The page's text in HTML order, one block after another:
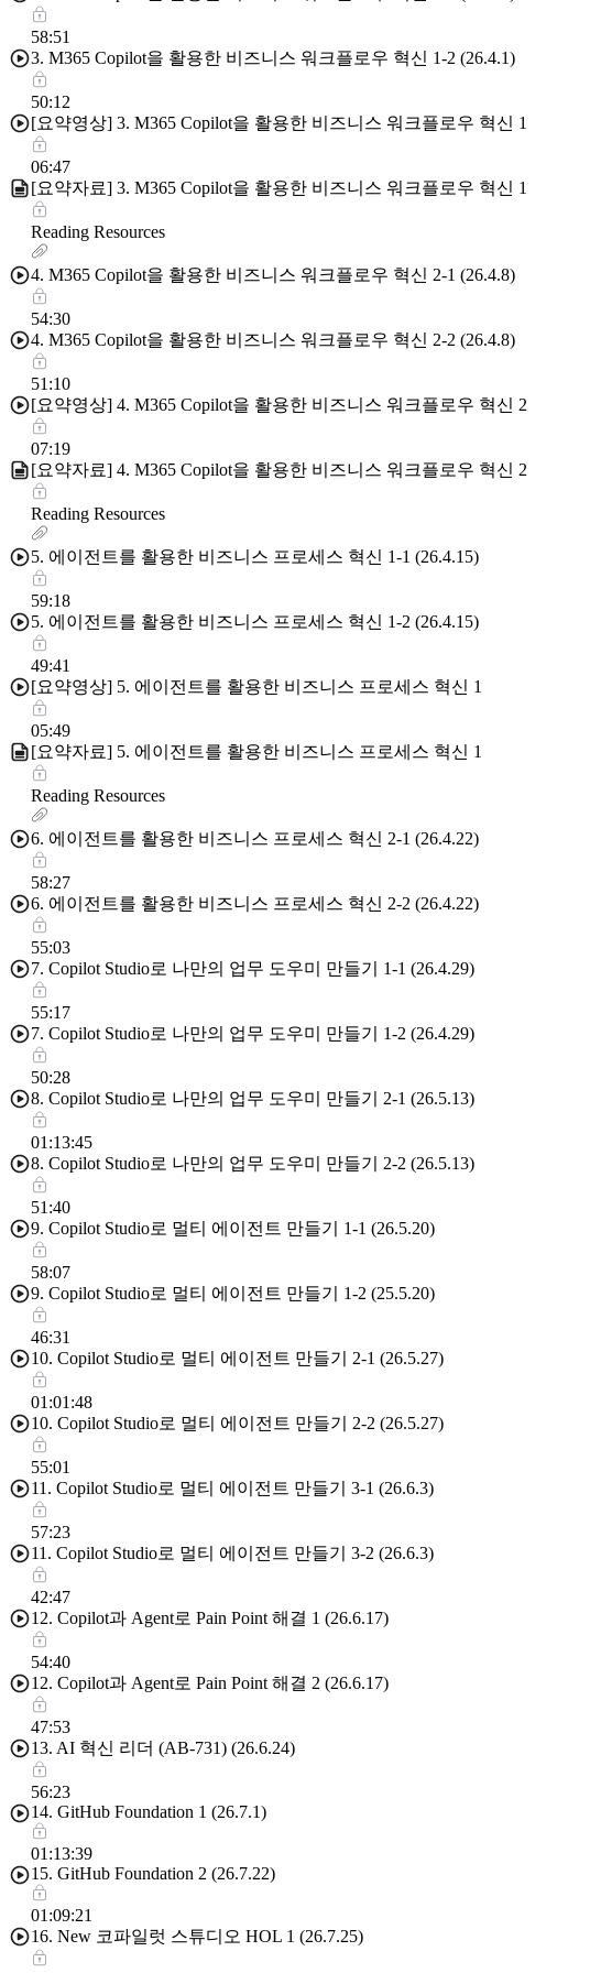
58:51
3. M365 Copilot을 활용한 비즈니스 워크플로우 혁신 1-2 (26.4.1)
50:12
[요약영상] 3. M365 Copilot을 활용한 비즈니스 워크플로우 혁신 1
06:47
[요약자료] 3. M365 Copilot을 활용한 비즈니스 워크플로우 혁신 1
Reading Resources
4. M365 Copilot을 활용한 비즈니스 워크플로우 혁신 2-1 (26.4.8)
54:30
4. M365 Copilot을 활용한 비즈니스 워크플로우 혁신 2-2 (26.4.8)
51:10
[요약영상] 4. M365 Copilot을 활용한 비즈니스 워크플로우 혁신 2
07:19
[요약자료] 4. M365 Copilot을 활용한 비즈니스 워크플로우 혁신 2
Reading Resources
5. 에이전트를 활용한 비즈니스 프로세스 혁신 1-1 (26.4.15)
59:18
5. 에이전트를 활용한 비즈니스 프로세스 혁신 1-2 (26.4.15)
49:41
[요약영상] 5. 에이전트를 활용한 비즈니스 프로세스 혁신 1
05:49
[요약자료] 5. 에이전트를 활용한 비즈니스 프로세스 혁신 1
Reading Resources
6. 에이전트를 활용한 비즈니스 프로세스 혁신 2-1 (26.4.22)
58:27
6. 에이전트를 활용한 비즈니스 프로세스 혁신 2-2 (26.4.22)
55:03
7. Copilot Studio로 나만의 업무 도우미 만들기 1-1 (26.4.29)
55:17
7. Copilot Studio로 나만의 업무 도우미 만들기 1-2 (26.4.29)
50:28
8. Copilot Studio로 나만의 업무 도우미 만들기 2-1 (26.5.13)
01:13:45
8. Copilot Studio로 나만의 업무 도우미 만들기 2-2 (26.5.13)
51:40
9. Copilot Studio로 멀티 에이전트 만들기 1-1 (26.5.20)
58:07
9. Copilot Studio로 멀티 에이전트 만들기 1-2 (25.5.20)
46:31
10. Copilot Studio로 멀티 에이전트 만들기 2-1 (26.5.27)
01:01:48
10. Copilot Studio로 멀티 에이전트 만들기 2-2 (26.5.27)
55:01
11. Copilot Studio로 멀티 에이전트 만들기 3-1 (26.6.3)
57:23
11. Copilot Studio로 멀티 에이전트 만들기 3-2 (26.6.3)
42:47
12. Copilot과 Agent로 Pain Point 해결 1 (26.6.17)
54:40
12. Copilot과 Agent로 Pain Point 해결 2 (26.6.17)
47:53
13. AI 혁신 리더 (AB-731) (26.6.24)
56:23
14. GitHub Foundation 1 (26.7.1)
01:13:39
15. GitHub Foundation 2 (26.7.22)
01:09:21
16. New 코파일럿 스튜디오 HOL 1 (26.7.25)